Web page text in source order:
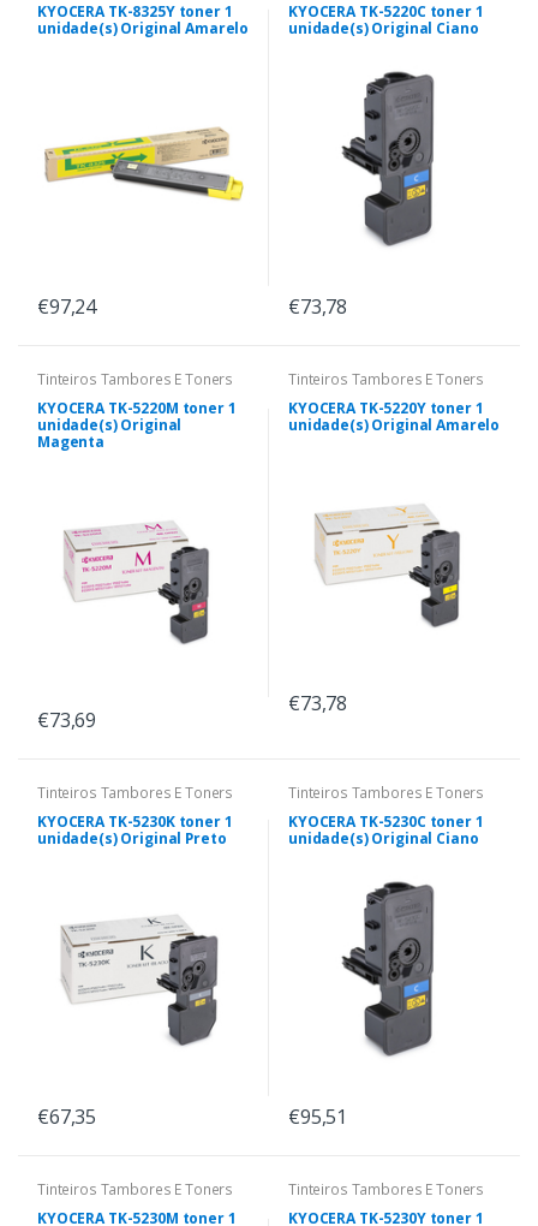
KYOCERA TK-8325Y toner 1
unidade(s) Original Amarelo
€97,24
KYOCERA TK-5220C toner 1
unidade(s) Original Ciano
€73,78
Tinteiros Tambores E Toners
KYOCERA TK-5220M toner 1
unidade(s) Original
Magenta
€73,69
Tinteiros Tambores E Toners
KYOCERA TK-5220Y toner 1
unidade(s) Original Amarelo
€73,78
Tinteiros Tambores E Toners
KYOCERA TK-5230K toner 1
unidade(s) Original Preto
€67,35
Tinteiros Tambores E Toners
KYOCERA TK-5230C toner 1
unidade(s) Original Ciano
€95,51
Tinteiros Tambores E Toners
KYOCERA TK-5230M toner 1
Tinteiros Tambores E Toners
KYOCERA TK-5230Y toner 1